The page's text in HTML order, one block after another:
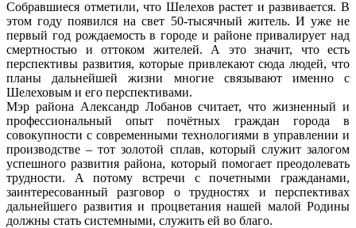
Собравшиеся отметили, что Шелехов растет и развивается. В
этом году появился на свет 50-тысячный житель. И уже не
первый год рождаемость в городе и районе привалирует над
смертностью и оттоком жителей. А это значит, что есть
перспективы развития, которые привлекают сюда людей, что
планы дальнейшей жизни многие связывают именно с
Шелеховым и его перспективами.
Мэр района Александр Лобанов считает, что жизненный и
профессиональный опыт почётных граждан города в
совокупности с современными технологиями в управлении и
производстве – тот золотой сплав, который служит залогом
успешного развития района, который помогает преодолевать
трудности. А потому встречи с почетными гражданами,
заинтересованный разговор о трудностях и перспективах
дальнейшего развития и процветания нашей малой Родины
должны стать системными, служить ей во благо.